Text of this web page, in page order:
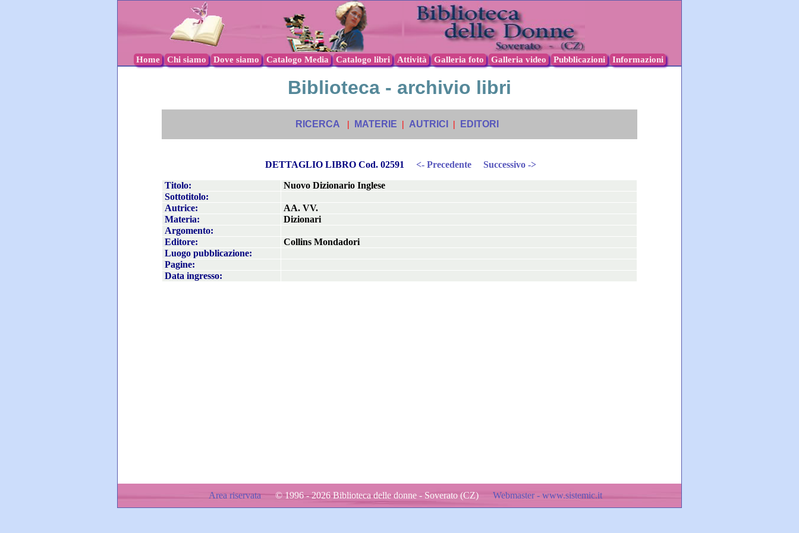
Home Chi siamo Dove siamo Catalogo Media Catalogo libri Attività Galleria foto Galleria video Pubblicazioni Informazioni
Biblioteca - archivio libri
RICERCA | MATERIE | AUTRICI | EDITORI
DETTAGLIO LIBRO Cod. 02591 <- Precedente Successivo ->
Titolo:
Nuovo Dizionario Inglese
Sottotitolo:
Autrice:
AA. VV.
Materia:
Dizionari
Argomento:
Editore:
Collins Mondadori
Luogo pubblicazione:
Pagine:
Data ingresso:
Area riservata© 1996 - 2026 Biblioteca delle donne - Soverato (CZ) Webmaster - www.sistemic.it